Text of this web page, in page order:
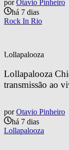
por Otavio Pinheiro
há 7 dias
Rock In Rio
Lollapalooza
Lollapalooza
transmissão ao
por Otavio Pinheiro
há 7 dias
Lollapalooza